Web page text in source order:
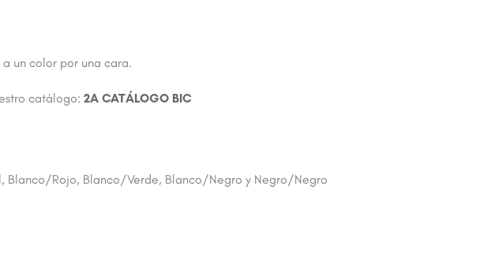
un color por una cara.
catálogo: 2A CATÁLOGO BIC
Blanco/Rojo, Blanco/Verde, Blanco/Negro y Negro/Negro